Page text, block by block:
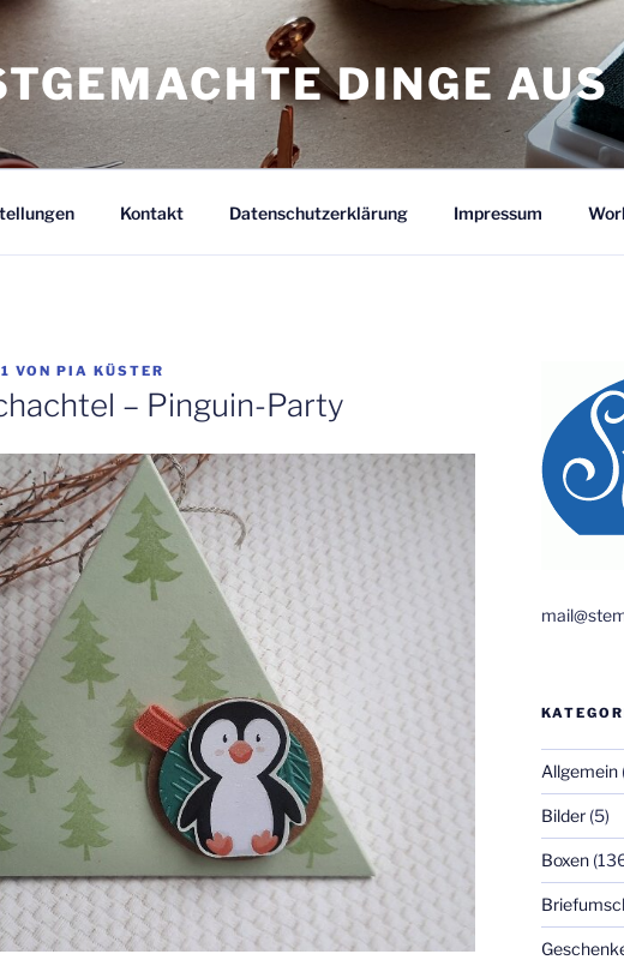
DINGE
Kontakt Datenschutzerklärung Impressum
VON PIA KÜSTER
– Pinguin-Party
Allgemein
Bilder(5)
Boxen